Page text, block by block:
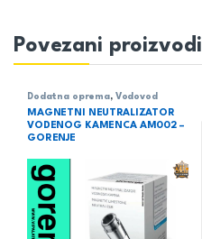
Povezani proizvodi
Dodatna oprema, Vodovod
MAGNETNI NEUTRALIZATOR
VODENOG KAMENCA AM002 –
GORENJE